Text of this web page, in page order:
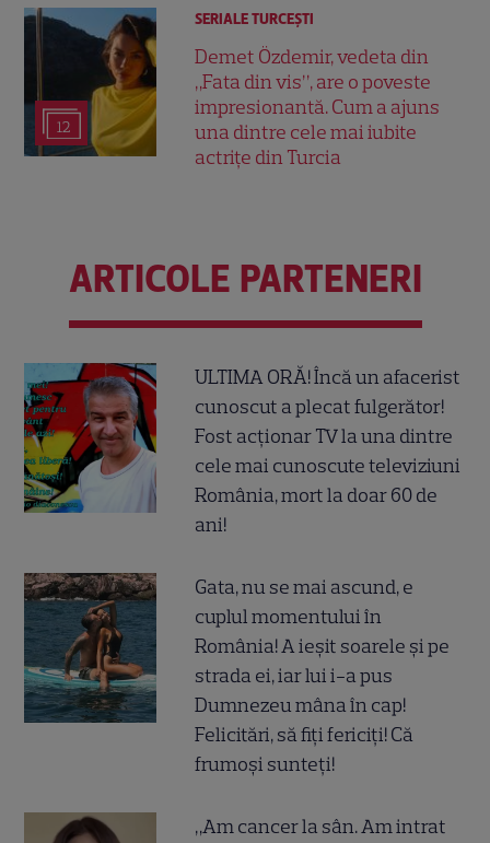
12
SERIALE TURCEŞTI
Demet Özdemir, vedeta din
„Fata din vis”, are o poveste
impresionantă. Cum a ajuns
una dintre cele mai iubite
actrițe din Turcia
ARTICOLE PARTENERI
ULTIMA ORĂ! Încă un afacerist
cunoscut a plecat fulgerător!
Fost acționar TV la una dintre
cele mai cunoscute televiziuni
România, mort la doar 60 de
ani!
Gata, nu se mai ascund, e
cuplul momentului în
România! A ieșit soarele și pe
strada ei, iar lui i-a pus
Dumnezeu mâna în cap!
Felicitări, să fiți fericiți! Că
frumoși sunteți!
„Am cancer la sân. Am intrat